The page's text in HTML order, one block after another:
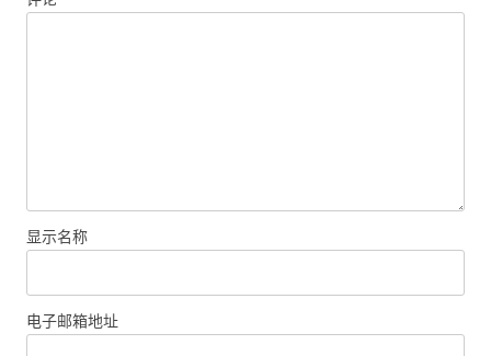
显示名称
电子邮箱地址